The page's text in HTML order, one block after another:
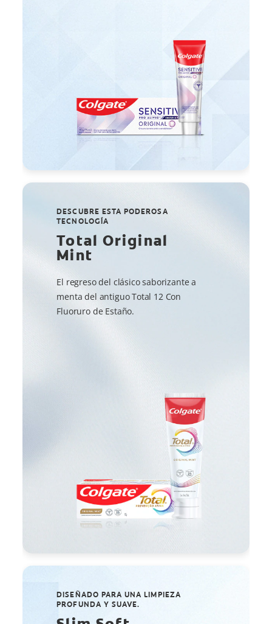
DESCUBRE ESTA PODEROSA
TECNOLOGÍA
Total Original
Mint
El regreso del clásico saborizante a
menta del antiguo Total 12 Con
Fluoruro de Estaño.
DISEÑADO PARA UNA LIMPIEZA
PROFUNDA Y SUAVE.